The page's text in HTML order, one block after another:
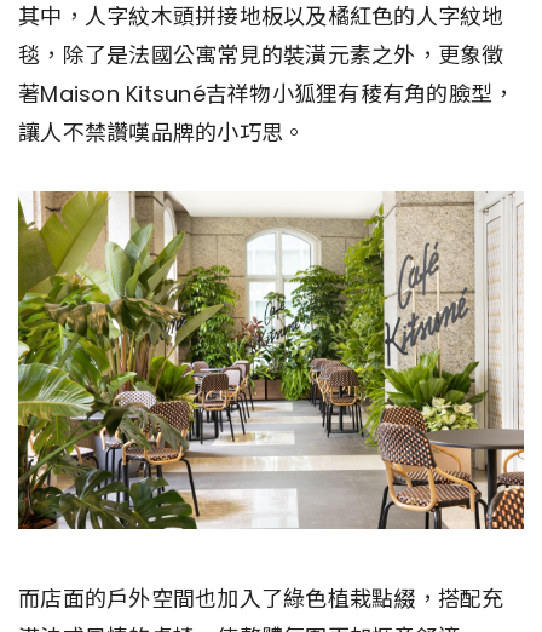
其中，人字紋木頭拼接地板以及橘紅色的人字紋地
毯，除了是法國公寓常見的裝潢元素之外，更象徵
著Maison Kitsuné吉祥物小狐狸有稜有角的臉型，
讓人不禁讚嘆品牌的小巧思。
而店面的戶外空間也加入了綠色植栽點綴，搭配充